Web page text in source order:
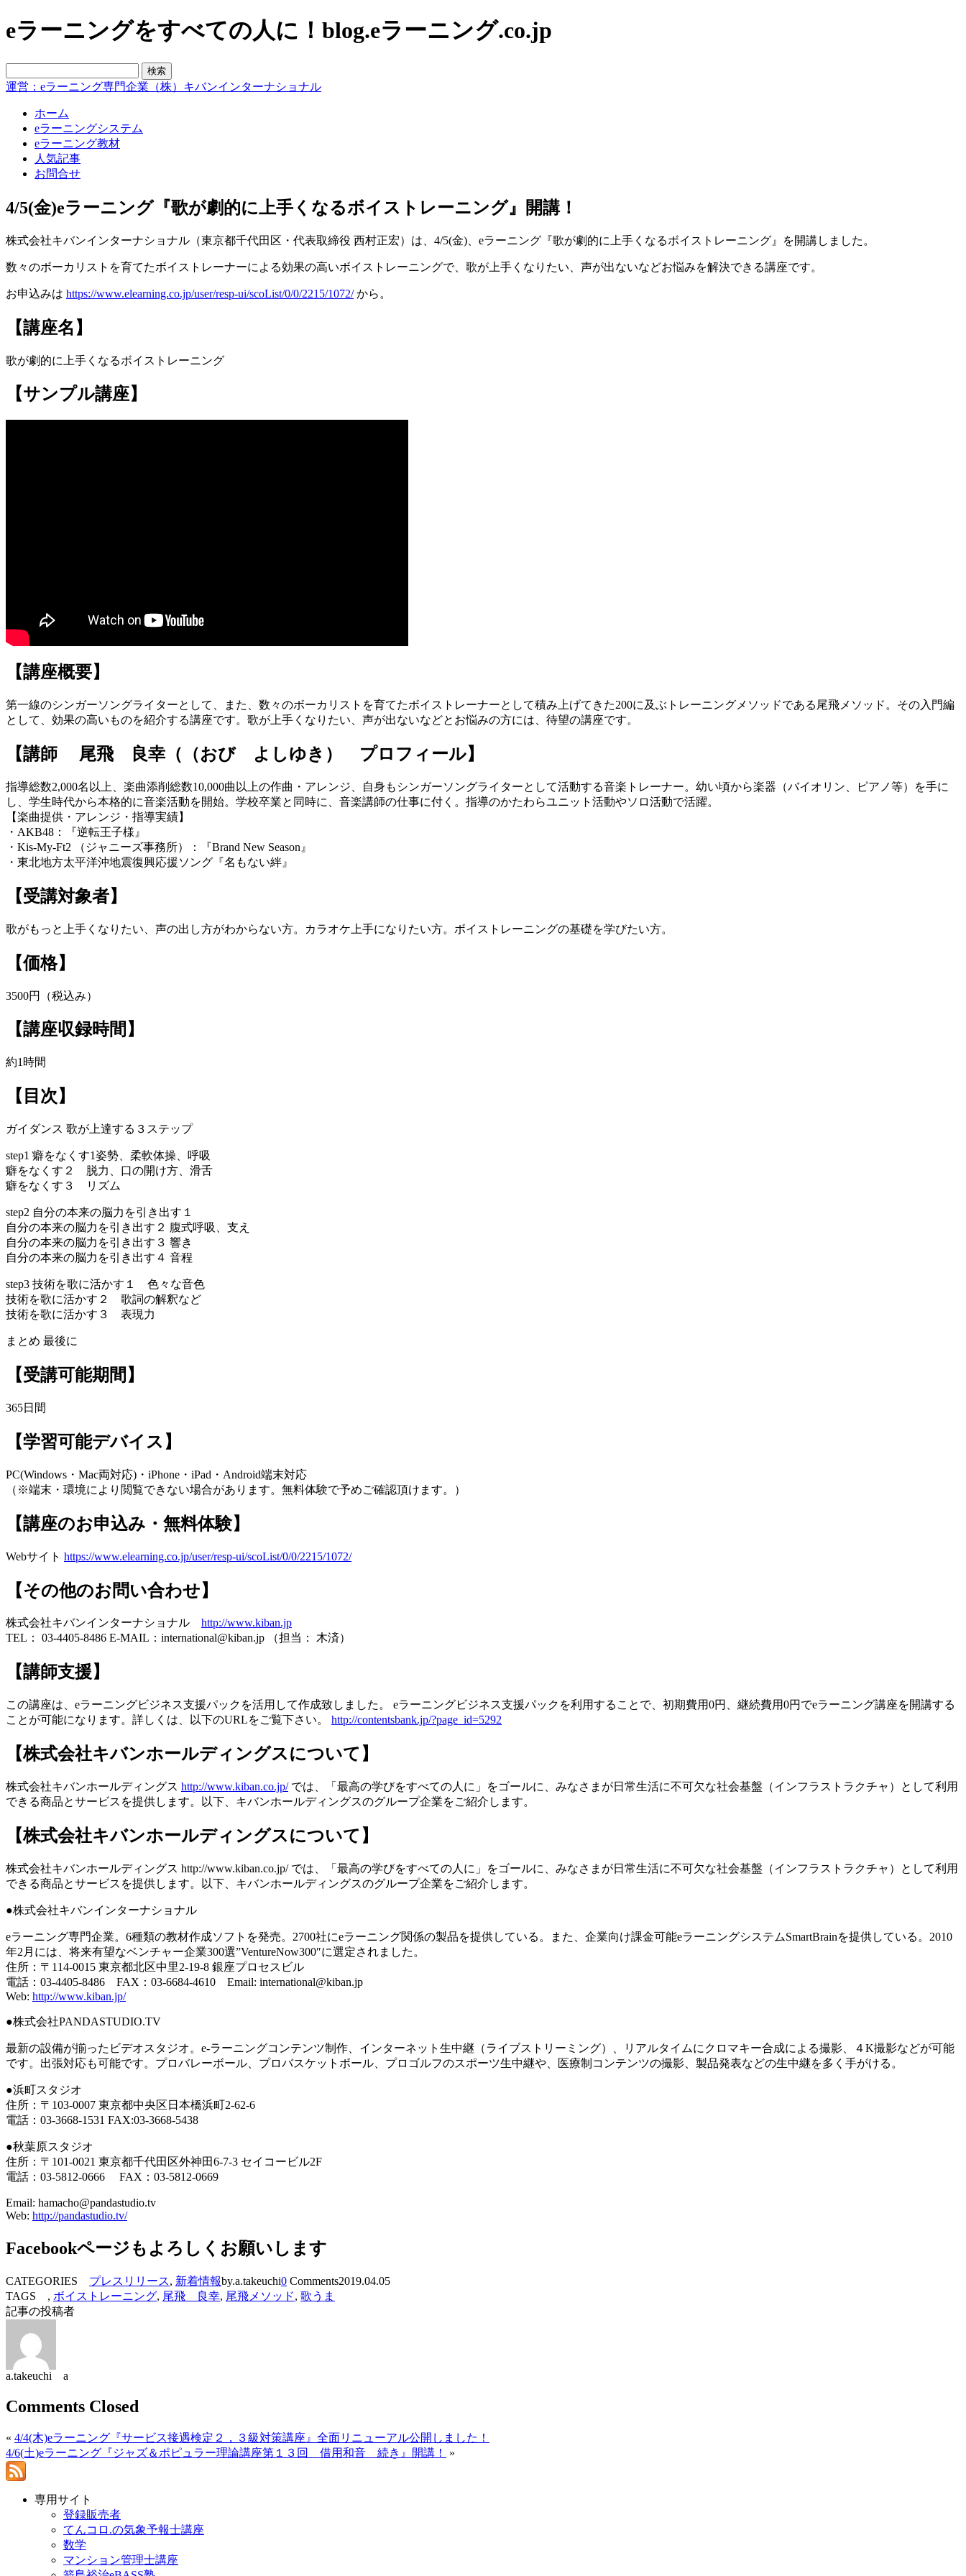
eラーニングをすべての人に！blog.eラーニング.co.jp
運営：eラーニング専門企業（株）キバンインターナショナル
ホーム
eラーニングシステム
eラーニング教材
人気記事
お問合せ
4/5(金)eラーニング『歌が劇的に上手くなるボイストレーニング』開講！
株式会社キバンインターナショナル（東京都千代田区・代表取締役 西村正宏）は、4/5(金)、eラーニング『歌が劇的に上手くなるボイストレーニング』を開講しました。
数々のボーカリストを育てたボイストレーナーによる効果の高いボイストレーニングで、歌が上手くなりたい、声が出ないなどお悩みを解決できる講座です。
お申込みは https://www.elearning.co.jp/user/resp-ui/scoList/0/0/2215/1072/から。
【講座名】
歌が劇的に上手くなるボイストレーニング
【サンプル講座】
【講座概要】
第一線のシンガーソングライターとして、また、数々のボーカリストを育てたボイストレーナーとして積み上げてきた200に及ぶトレーニングメソッドである尾飛メソッド。その入門編
として、効果の高いものを紹介する講座です。歌が上手くなりたい、声が出ないなどとお悩みの方には、待望の講座です。
【講師 尾飛 良幸（（おび よしゆき） プロフィール】
指導総数2,000名以上、楽曲添削総数10,000曲以上の作曲・アレンジ、自身もシンガーソングライターとして活動する音楽トレーナー。幼い頃から楽器（バイオリン、ピアノ等）を手に
し、学生時代から本格的に音楽活動を開始。学校卒業と同時に、音楽講師の仕事に付く。指導のかたわらユニット活動やソロ活動で活躍。
【楽曲提供・アレンジ・指導実績】
・AKB48：『逆転王子様』
・Kis-My-Ft2 （ジャニーズ事務所）：『Brand New Season』
・東北地方太平洋沖地震復興応援ソング『名もない絆』
【受講対象者】
歌がもっと上手くなりたい、声の出し方がわからない方。カラオケ上手になりたい方。ボイストレーニングの基礎を学びたい方。
【価格】
3500円（税込み）
【講座収録時間】
約1時間
【目次】
ガイダンス 歌が上達する３ステップ
step1 癖をなくす1姿勢、柔軟体操、呼吸
癖をなくす２ 脱力、口の開け方、滑舌
癖をなくす３ リズム
step2 自分の本来の脳力を引き出す１
自分の本来の脳力を引き出す２ 腹式呼吸、支え
自分の本来の脳力を引き出す３ 響き
自分の本来の脳力を引き出す４ 音程
step3 技術を歌に活かす１ 色々な音色
技術を歌に活かす２ 歌詞の解釈など
技術を歌に活かす３ 表現力
まとめ 最後に
【受講可能期間】
365日間
【学習可能デバイス】
PC(Windows・Mac両対応)・iPhone・iPad・Android端末対応
（※端末・環境により閲覧できない場合があります。無料体験で予めご確認頂けます。）
【講座のお申込み・無料体験】
Webサイト https://www.elearning.co.jp/user/resp-ui/scoList/0/0/2215/1072/
【その他のお問い合わせ】
株式会社キバンインターナショナル http://www.kiban.jp
TEL： 03-4405-8486 E-MAIL：international@kiban.jp （担当： 木済）
【講師支援】
この講座は、eラーニングビジネス支援パックを活用して作成致しました。 eラーニングビジネス支援パックを利用することで、初期費用0円、継続費用0円でeラーニング講座を開講する
ことが可能になります。詳しくは、以下のURLをご覧下さい。 http://contentsbank.jp/?page_id=5292
【株式会社キバンホールディングスについて】
株式会社キバンホールディングス http://www.kiban.co.jp/では、「最高の学びをすべての人に」をゴールに、みなさまが日常生活に不可欠な社会基盤（インフラストラクチャ）として利用
できる商品とサービスを提供します。以下、キバンホールディングスのグループ企業をご紹介します。
【株式会社キバンホールディングスについて】
株式会社キバンホールディングス http://www.kiban.co.jp/ では、「最高の学びをすべての人に」をゴールに、みなさまが日常生活に不可欠な社会基盤（インフラストラクチャ）として利用
できる商品とサービスを提供します。以下、キバンホールディングスのグループ企業をご紹介します。
●株式会社キバンインターナショナル
eラーニング専門企業。6種類の教材作成ソフトを発売。2700社にeラーニング関係の製品を提供している。また、企業向け課金可能eラーニングシステムSmartBrainを提供している。2010
年2月には、将来有望なベンチャー企業300選”VentureNow300″に選定されました。
住所：〒114-0015 東京都北区中里2-19-8 銀座プロセスビル
電話：03-4405-8486 FAX：03-6684-4610 Email: international@kiban.jp
Web: http://www.kiban.jp/
●株式会社PANDASTUDIO.TV
最新の設備が揃ったビデオスタジオ。e-ラーニングコンテンツ制作、インターネット生中継（ライブストリーミング）、リアルタイムにクロマキー合成による撮影、４K撮影などが可能
です。出張対応も可能です。プロバレーボール、プロバスケットボール、プロゴルフのスポーツ生中継や、医療制コンテンツの撮影、製品発表などの生中継を多く手がける。
●浜町スタジオ
住所：〒103-0007 東京都中央区日本橋浜町2-62-6
電話：03-3668-1531 FAX:03-3668-5438
●秋葉原スタジオ
住所：〒101-0021 東京都千代田区外神田6-7-3 セイコービル2F
電話：03-5812-0666 FAX：03-5812-0669
Email: hamacho@pandastudio.tv
Web: http://pandastudio.tv/
Facebookページもよろしくお願いします
CATEGORIES プレスリリース, 新着情報by.a.takeuchi0 Comments2019.04.05
TAGS , ボイストレーニング, 尾飛 良幸, 尾飛メソッド, 歌うま
記事の投稿者
a.takeuchi a
Comments Closed
« 4/4(木)eラーニング『サービス接遇検定２，３級対策講座』全面リニューアル公開しました！
4/6(土)eラーニング『ジャズ＆ポピュラー理論講座第１３回 借用和音 続き』開講！
»
専用サイト
登録販売者
てんコロ.の気象予報士講座
数学
マンション管理士講座